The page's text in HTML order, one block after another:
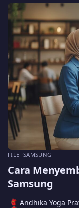
FILE SAMSUNG
Cara
Samsung
Andhika Yoga